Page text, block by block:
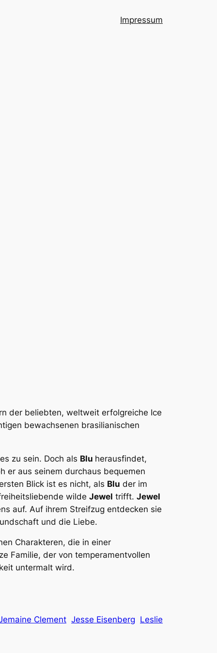
Impressum
der beliebten, weltweit erfolgreiche Ice
bewachsenen brasilianischen
zu sein. Doch als Blu herausfindet,
er aus seinem durchaus bequemen
Blick ist es nicht, als Blu der im
wilde Jewel trifft. Jewel
auf. Auf ihrem Streifzug entdecken sie
und die Liebe.
Charakteren, die in einer
Familie, der von temperamentvollen
untermalt wird.
Clement Jesse Eisenberg Leslie